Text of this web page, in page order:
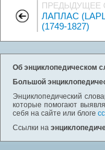
ПРЕДЫДУЩЕЕ
ЛАПЛАС
(1749-1827)
Об энциклопедическом
Большой
Энциклопедический
которые помогают
себя на сайте или блоге
Ссылки на